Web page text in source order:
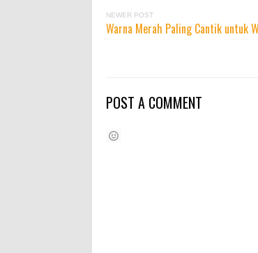
NEWER POST
Warna Merah Paling Cantik untuk
POST A COMMENT